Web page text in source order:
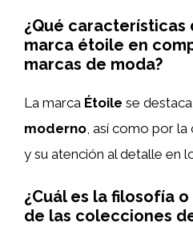
¿Qué características
marca étoile en
marcas de moda?
La marca Étoile se
moderno , así como por
y su atención al detalle en
¿Cuál es la filosofía
de las colecciones